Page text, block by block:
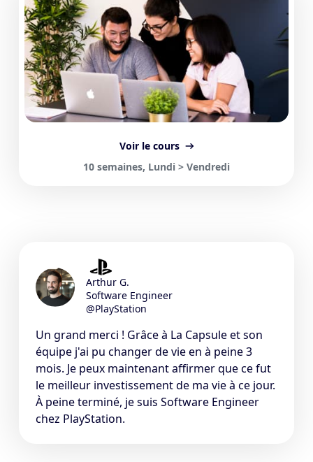
7000€
Voir le cours
10 semaines, Lundi > Vendredi
Arthur G.
Software Engineer
@PlayStation
Un grand merci ! Grâce à La Capsule et son
équipe j'ai pu changer de vie en à peine 3
mois. Je peux maintenant affirmer que ce fut
le meilleur investissement de ma vie à ce jour.
À peine terminé, je suis Software Engineer
chez PlayStation.